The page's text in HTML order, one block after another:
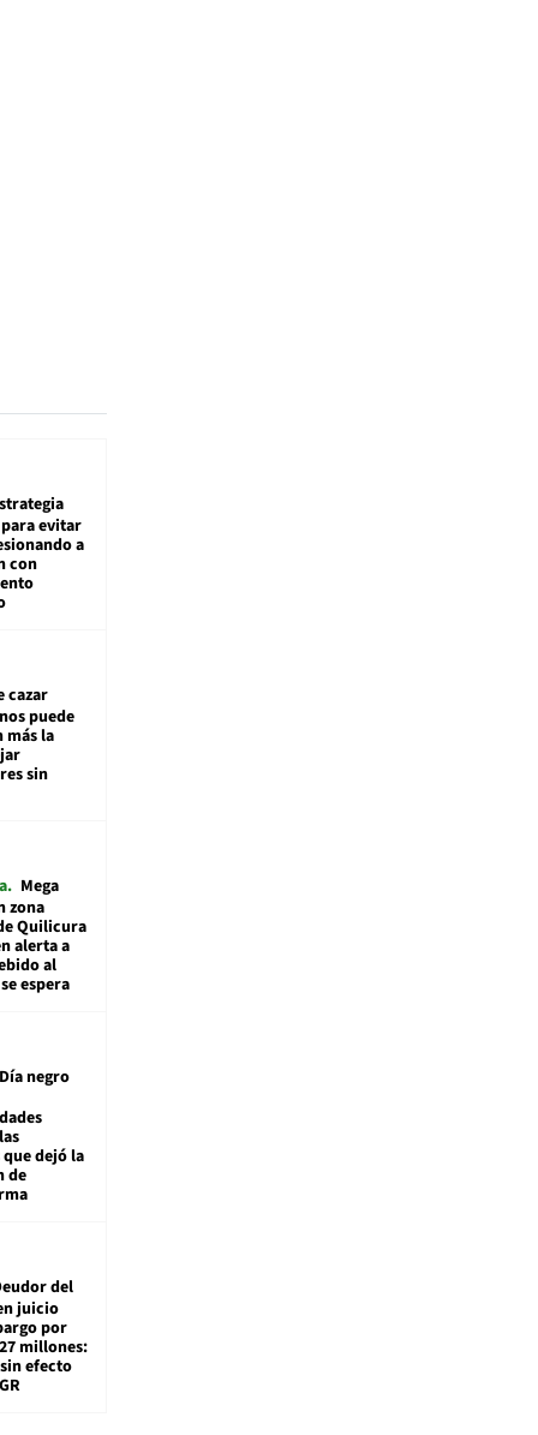
evitar
a
con
cazar
puede
más la
sin
Mega
zona
Quilicura
alerta a
al
espera
negro
dejó la
de
del
juicio
por
millones:
efecto